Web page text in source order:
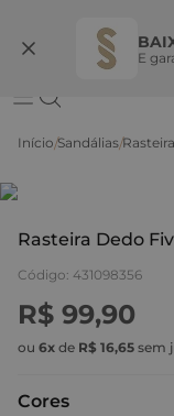
E
Ganhe 10% OFF na
Sandálias
Rasteira Dedo
Código: 431098356
R$ 99,90
ou 6x de R$ 16,65 sem
Cores